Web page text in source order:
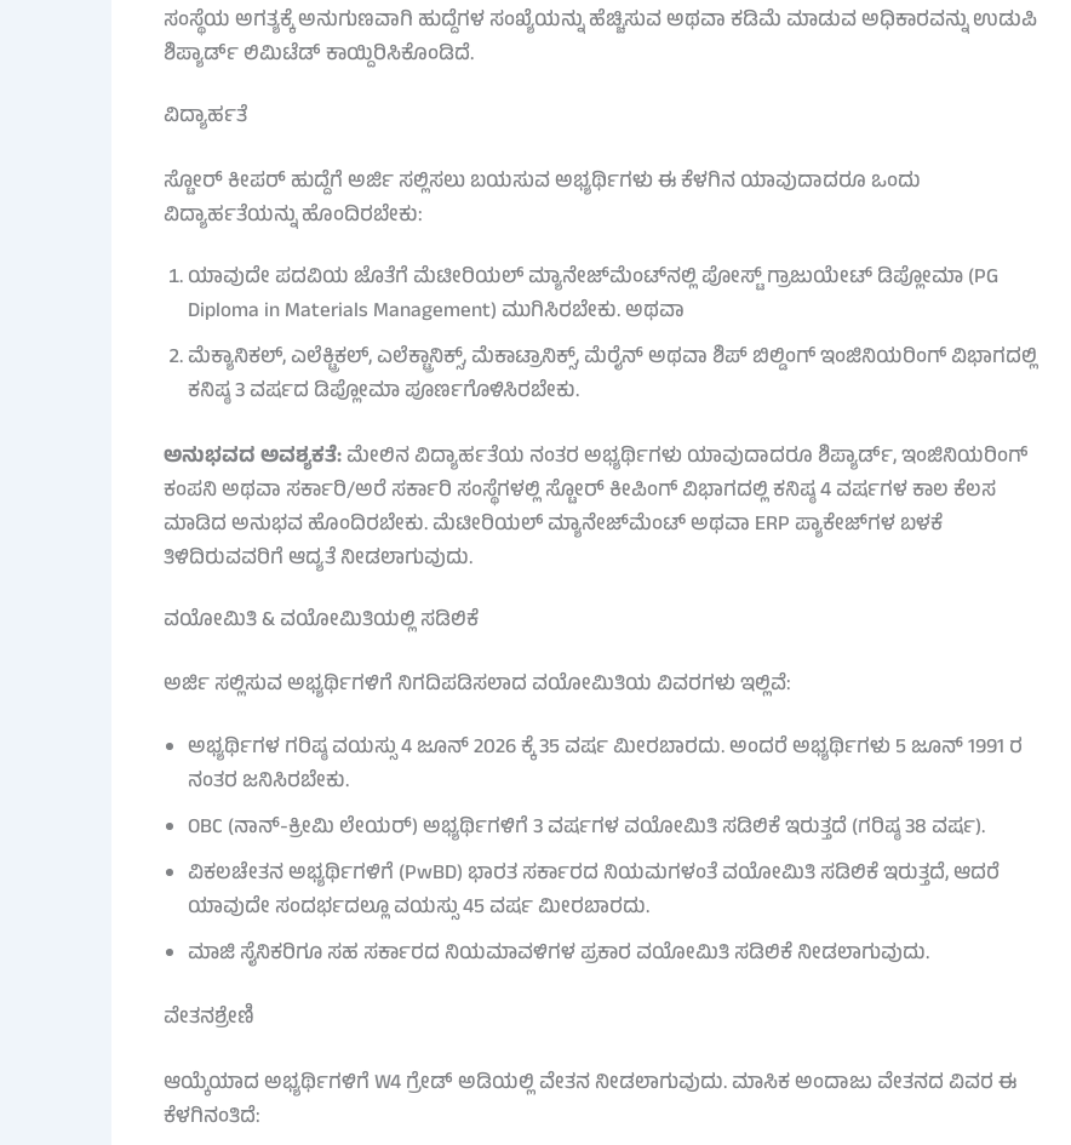
ಸಂಸ್ಥೆಯ ಅಗತ್ಯಕ್ಕೆ ಅನುಗುಣವಾಗಿ ಹುದ್ದೆಗಳ ಸಂಖ್ಯೆಯನ್ನು ಹೆಚ್ಚಿಸುವ ಅಥವಾ ಕಡಿಮೆ ಮಾಡುವ ಅಧಿಕಾರವನ್ನು ಉಡುಪಿ
ಶಿಪ್ಯಾರ್ಡ್ ಲಿಮಿಟೆಡ್ ಕಾಯ್ದಿರಿಸಿಕೊಂಡಿದೆ.
ವಿದ್ಯಾರ್ಹತೆ
ಸ್ಟೋರ್ ಕೀಪರ್ ಹುದ್ದೆಗೆ ಅರ್ಜಿ ಸಲ್ಲಿಸಲು ಬಯಸುವ ಅಭ್ಯರ್ಥಿಗಳು ಈ ಕೆಳಗಿನ ಯಾವುದಾದರೂ ಒಂದು
ವಿದ್ಯಾರ್ಹತೆಯನ್ನು ಹೊಂದಿರಬೇಕು:
ಯಾವುದೇ ಪದವಿಯ ಜೊತೆಗೆ ಮೆಟೀರಿಯಲ್ ಮ್ಯಾನೇಜ್‌ಮೆಂಟ್‌ನಲ್ಲಿ ಪೋಸ್ಟ್ ಗ್ರಾಜುಯೇಟ್ ಡಿಪ್ಲೋಮಾ (PG
Diploma in Materials Management) ಮುಗಿಸಿರಬೇಕು. ಅಥವಾ
ಮೆಕ್ಯಾನಿಕಲ್, ಎಲೆಕ್ಟ್ರಿಕಲ್, ಎಲೆಕ್ಟ್ರಾನಿಕ್ಸ್, ಮೆಕಾಟ್ರಾನಿಕ್ಸ್, ಮೆರೈನ್ ಅಥವಾ ಶಿಪ್ ಬಿಲ್ಡಿಂಗ್ ಇಂಜಿನಿಯರಿಂಗ್ ವಿಭಾಗದಲ್ಲಿ
ಕನಿಷ್ಠ 3 ವರ್ಷದ ಡಿಪ್ಲೋಮಾ ಪೂರ್ಣಗೊಳಿಸಿರಬೇಕು.
ಅನುಭವದ ಅವಶ್ಯಕತೆ:ಮೇಲಿನ ವಿದ್ಯಾರ್ಹತೆಯ ನಂತರ ಅಭ್ಯರ್ಥಿಗಳು ಯಾವುದಾದರೂ ಶಿಪ್ಯಾರ್ಡ್, ಇಂಜಿನಿಯರಿಂಗ್
ಕಂಪನಿ ಅಥವಾ ಸರ್ಕಾರಿ/ಅರೆ ಸರ್ಕಾರಿ ಸಂಸ್ಥೆಗಳಲ್ಲಿ ಸ್ಟೋರ್ ಕೀಪಿಂಗ್ ವಿಭಾಗದಲ್ಲಿ ಕನಿಷ್ಠ 4 ವರ್ಷಗಳ ಕಾಲ ಕೆಲಸ
ಮಾಡಿದ ಅನುಭವ ಹೊಂದಿರಬೇಕು. ಮೆಟೀರಿಯಲ್ ಮ್ಯಾನೇಜ್‌ಮೆಂಟ್ ಅಥವಾ ERP ಪ್ಯಾಕೇಜ್‌ಗಳ ಬಳಕೆ
ತಿಳಿದಿರುವವರಿಗೆ ಆದ್ಯತೆ ನೀಡಲಾಗುವುದು.
ವಯೋಮಿತಿ & ವಯೋಮಿತಿಯಲ್ಲಿ ಸಡಿಲಿಕೆ
ಅರ್ಜಿ ಸಲ್ಲಿಸುವ ಅಭ್ಯರ್ಥಿಗಳಿಗೆ ನಿಗದಿಪಡಿಸಲಾದ ವಯೋಮಿತಿಯ ವಿವರಗಳು ಇಲ್ಲಿವೆ:
ಅಭ್ಯರ್ಥಿಗಳ ಗರಿಷ್ಠ ವಯಸ್ಸು 4 ಜೂನ್ 2026 ಕ್ಕೆ 35 ವರ್ಷ ಮೀರಬಾರದು. ಅಂದರೆ ಅಭ್ಯರ್ಥಿಗಳು 5 ಜೂನ್ 1991 ರ
ನಂತರ ಜನಿಸಿರಬೇಕು.
OBC (ನಾನ್-ಕ್ರೀಮಿ ಲೇಯರ್) ಅಭ್ಯರ್ಥಿಗಳಿಗೆ 3 ವರ್ಷಗಳ ವಯೋಮಿತಿ ಸಡಿಲಿಕೆ ಇರುತ್ತದೆ (ಗರಿಷ್ಠ 38 ವರ್ಷ).
ವಿಕಲಚೇತನ ಅಭ್ಯರ್ಥಿಗಳಿಗೆ (PwBD) ಭಾರತ ಸರ್ಕಾರದ ನಿಯಮಗಳಂತೆ ವಯೋಮಿತಿ ಸಡಿಲಿಕೆ ಇರುತ್ತದೆ, ಆದರೆ
ಯಾವುದೇ ಸಂದರ್ಭದಲ್ಲೂ ವಯಸ್ಸು 45 ವರ್ಷ ಮೀರಬಾರದು.
ಮಾಜಿ ಸೈನಿಕರಿಗೂ ಸಹ ಸರ್ಕಾರದ ನಿಯಮಾವಳಿಗಳ ಪ್ರಕಾರ ವಯೋಮಿತಿ ಸಡಿಲಿಕೆ ನೀಡಲಾಗುವುದು.
ವೇತನಶ್ರೇಣಿ
ಆಯ್ಕೆಯಾದ ಅಭ್ಯರ್ಥಿಗಳಿಗೆ W4 ಗ್ರೇಡ್ ಅಡಿಯಲ್ಲಿ ವೇತನ ನೀಡಲಾಗುವುದು. ಮಾಸಿಕ ಅಂದಾಜು ವೇತನದ ವಿವರ ಈ
ಕೆಳಗಿನಂತಿದೆ: